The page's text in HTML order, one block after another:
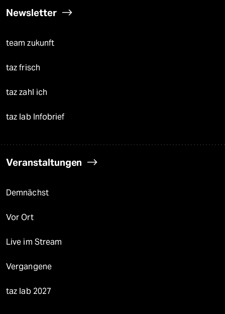
Newsletter
team zukunft
taz frisch
taz zahl ich
taz lab Infobrief
Veranstaltungen
Demnächst
Vor Ort
Live im Stream
Vergangene
taz lab 2027